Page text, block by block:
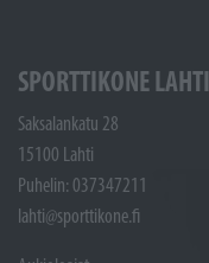
SPORTTIKONE LAHTI
Saksalankatu 28
15100 Lahti
Puhelin: 037347211
lahti@sporttikone.fi